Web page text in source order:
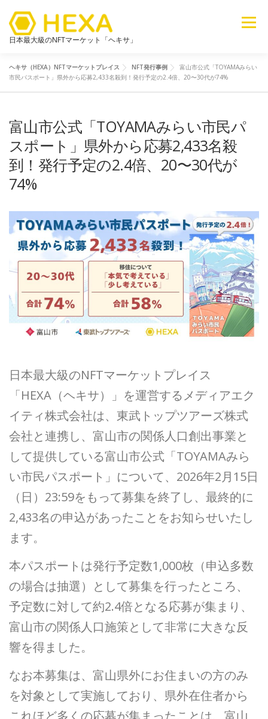
日本最大級のNFTマーケット「ヘキサ」
メニュー
NFTカテゴリ メタバース 6ブログ ライブラリ
新着 探す 販売
ヘキサ（HEXA）NFTマーケットプレイス NFT発行事例
富山市公式「TOYAMAみらい
市民パスポート」県外から応募2,433名殺到！発行予定の2.4倍、20〜30代が74%
富山市公式「TOYAMAみらい市民パ
スポート」県外から応募2,433名殺
到！発行予定の2.4倍、20〜30代が
74%
日本最大級のNFTマーケットプレイス
「HEXA（ヘキサ）」を運営するメディアエク
イティ株式会社は、東武トップツアーズ株式
会社と連携し、富山市の関係人口創出事業と
して提供している富山市公式「TOYAMAみら
い市民パスポート」について、2026年2月15日
（日）23:59をもって募集を終了し、最終的に
2,433名の申込があったことをお知らせいたし
ます。
本パスポートは発行予定数1,000枚（申込多数
の場合は抽選）として募集を行ったところ、
予定数に対して約2.4倍となる応募が集まり、
富山市の関係人口施策として非常に大きな反
響を得ました。
なお本募集は、富山県外にお住まいの方のみ
を対象として実施しており、県外在住者から
これほど多くの応募が集まったことは、富山